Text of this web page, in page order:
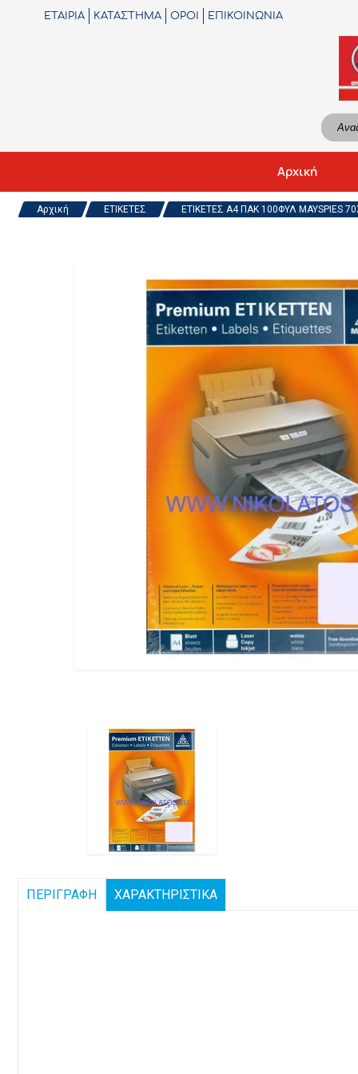
ΕΤΑΙΡΙΑ ΚΑΤΑΣΤΗΜΑ ΟΡΟΙ ΕΠΙΚΟΙΝΩΝΙΑ
Αρχική
Αρχική ΕΤΙΚΕΤΕΣ ΕΤΙΚΕΤΕΣ Α4 ΠΑΚ 100ΦΥΛ MAYSPIES
ΠΕΡΙΓΡΑΦΗ ΧΑΡΑΚΤΗΡΙΣΤΙΚΑ